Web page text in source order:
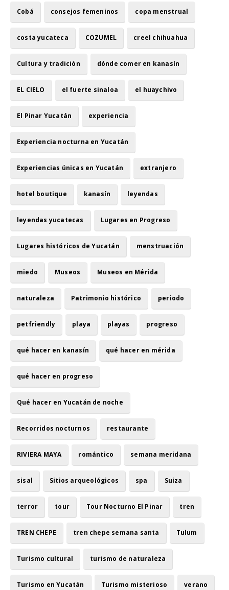
Cobá consejos femeninos copa menstrual
costa yucateca COZUMEL creel chihuahua
Cultura y tradición dónde comer en kanasín
EL CIELO el fuerte sinaloa el huaychivo
El Pinar Yucatán experiencia
Experiencia nocturna en Yucatán
Experiencias únicas en Yucatán extranjero
hotel boutique kanasín leyendas
leyendas yucatecas Lugares en Progreso
Lugares históricos de Yucatán menstruación
miedo Museos Museos en Mérida
naturaleza Patrimonio histórico periodo
petfriendly playa playas progreso
qué hacer en kanasín qué hacer en mérida
qué hacer en progreso
Qué hacer en Yucatán de noche
Recorridos nocturnos restaurante
RIVIERA MAYA romántico semana meridana
sisal Sitios arqueológicos spa Suiza
terror tour Tour Nocturno El Pinar tren
TREN CHEPE tren chepe semana santa Tulum
Turismo cultural turismo de naturaleza
Turismo en Yucatán Turismo misterioso verano